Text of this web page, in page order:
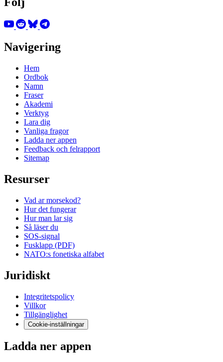
Navigering
Hem
Ordbok
Namn
Fraser
Akademi
Verktyg
Lara dig
Vanliga fragor
Ladda ner appen
Feedback och felrapport
Sitemap
Resurser
Vad ar morsekod?
Hur det fungerar
Hur man lar sig
Så läser du
SOS-signal
Fusklapp (PDF)
NATO:s fonetiska alfabet
Juridiskt
Integritetspolicy
Villkor
Tillgänglighet
Cookie-inställningar
Ladda ner appen